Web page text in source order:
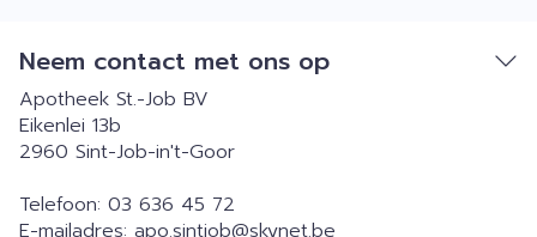
Neem contact met ons op
Apotheek St.-Job BV
Eikenlei 13b
2960 Sint-Job-in't-Goor
Telefoon: 03 636 45 72
E-mailadres: apo.sintjob@skynet.be